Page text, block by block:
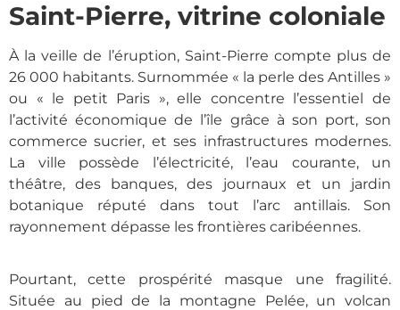
Saint-Pierre, vitrine coloniale
À la veille de l’éruption, Saint-Pierre compte plus de
26 000 habitants. Surnommée « la perle des Antilles »
ou « le petit Paris », elle concentre l’essentiel de
l’activité économique de l’île grâce à son port, son
commerce sucrier, et ses infrastructures modernes.
La ville possède l’électricité, l’eau courante, un
théâtre, des banques, des journaux et un jardin
botanique réputé dans tout l’arc antillais. Son
rayonnement dépasse les frontières caribéennes.
Pourtant, cette prospérité masque une fragilité.
Située au pied de la montagne Pelée, un volcan